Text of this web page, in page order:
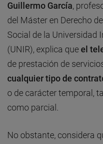
Guillermo García,
del Máster en Derecho
Social de la Universidad
(UNIR), explica queel
de prestación de
cualquier tipo de
o de carácter temporal,
como parcial.
No obstante, considera